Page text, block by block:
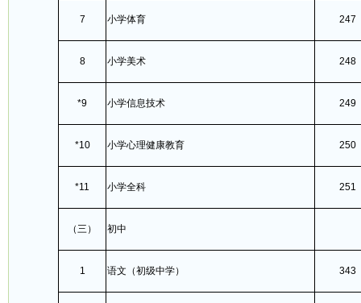
7 小学体育 247
8 小学美术 248
*9 小学信息技术 249
*10 小学心理健康教育 250
*11 小学全科 251
（三） 初中
1 语文（初级中学） 343